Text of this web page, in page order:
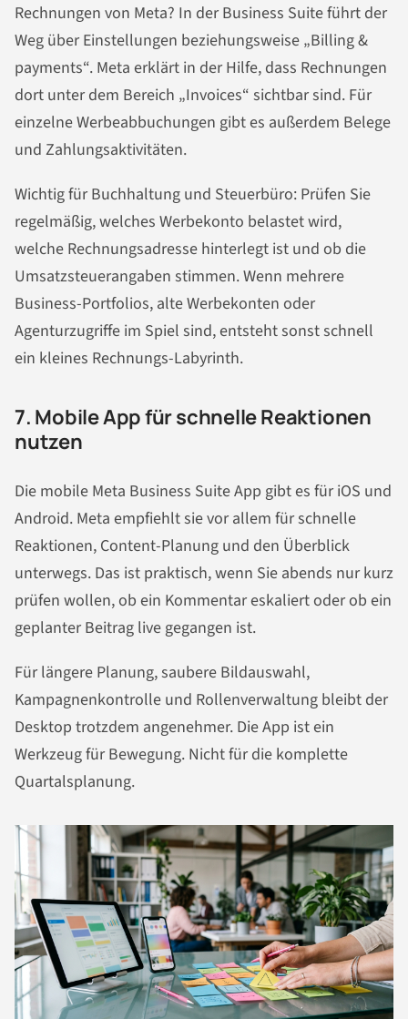
Rechnungen von Meta? In der Business Suite führt der
Weg über Einstellungen beziehungsweise „Billing &
payments“. Meta erklärt in der Hilfe, dass Rechnungen
dort unter dem Bereich „Invoices“ sichtbar sind. Für
einzelne Werbeabbuchungen gibt es außerdem Belege
und Zahlungsaktivitäten.
Wichtig für Buchhaltung und Steuerbüro: Prüfen Sie
regelmäßig, welches Werbekonto belastet wird,
welche Rechnungsadresse hinterlegt ist und ob die
Umsatzsteuerangaben stimmen. Wenn mehrere
Business-Portfolios, alte Werbekonten oder
Agenturzugriffe im Spiel sind, entsteht sonst schnell
ein kleines Rechnungs-Labyrinth.
7. Mobile App für schnelle Reaktionen
nutzen
Die mobile Meta Business Suite App gibt es für iOS und
Android. Meta empfiehlt sie vor allem für schnelle
Reaktionen, Content-Planung und den Überblick
unterwegs. Das ist praktisch, wenn Sie abends nur kurz
prüfen wollen, ob ein Kommentar eskaliert oder ob ein
geplanter Beitrag live gegangen ist.
Für längere Planung, saubere Bildauswahl,
Kampagnenkontrolle und Rollenverwaltung bleibt der
Desktop trotzdem angenehmer. Die App ist ein
Werkzeug für Bewegung. Nicht für die komplette
Quartalsplanung.